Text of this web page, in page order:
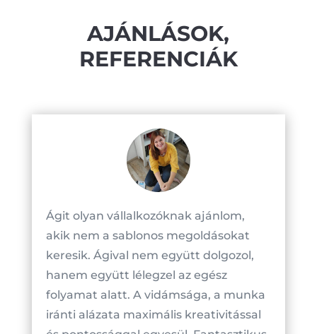
AJÁNLÁSOK,
REFERENCIÁK
Ágit olyan vállalkozóknak ajánlom,
akik nem a sablonos megoldásokat
keresik. Ágival nem együtt dolgozol,
hanem együtt lélegzel az egész
folyamat alatt. A vidámsága, a munka
iránti alázata maximális kreativitással